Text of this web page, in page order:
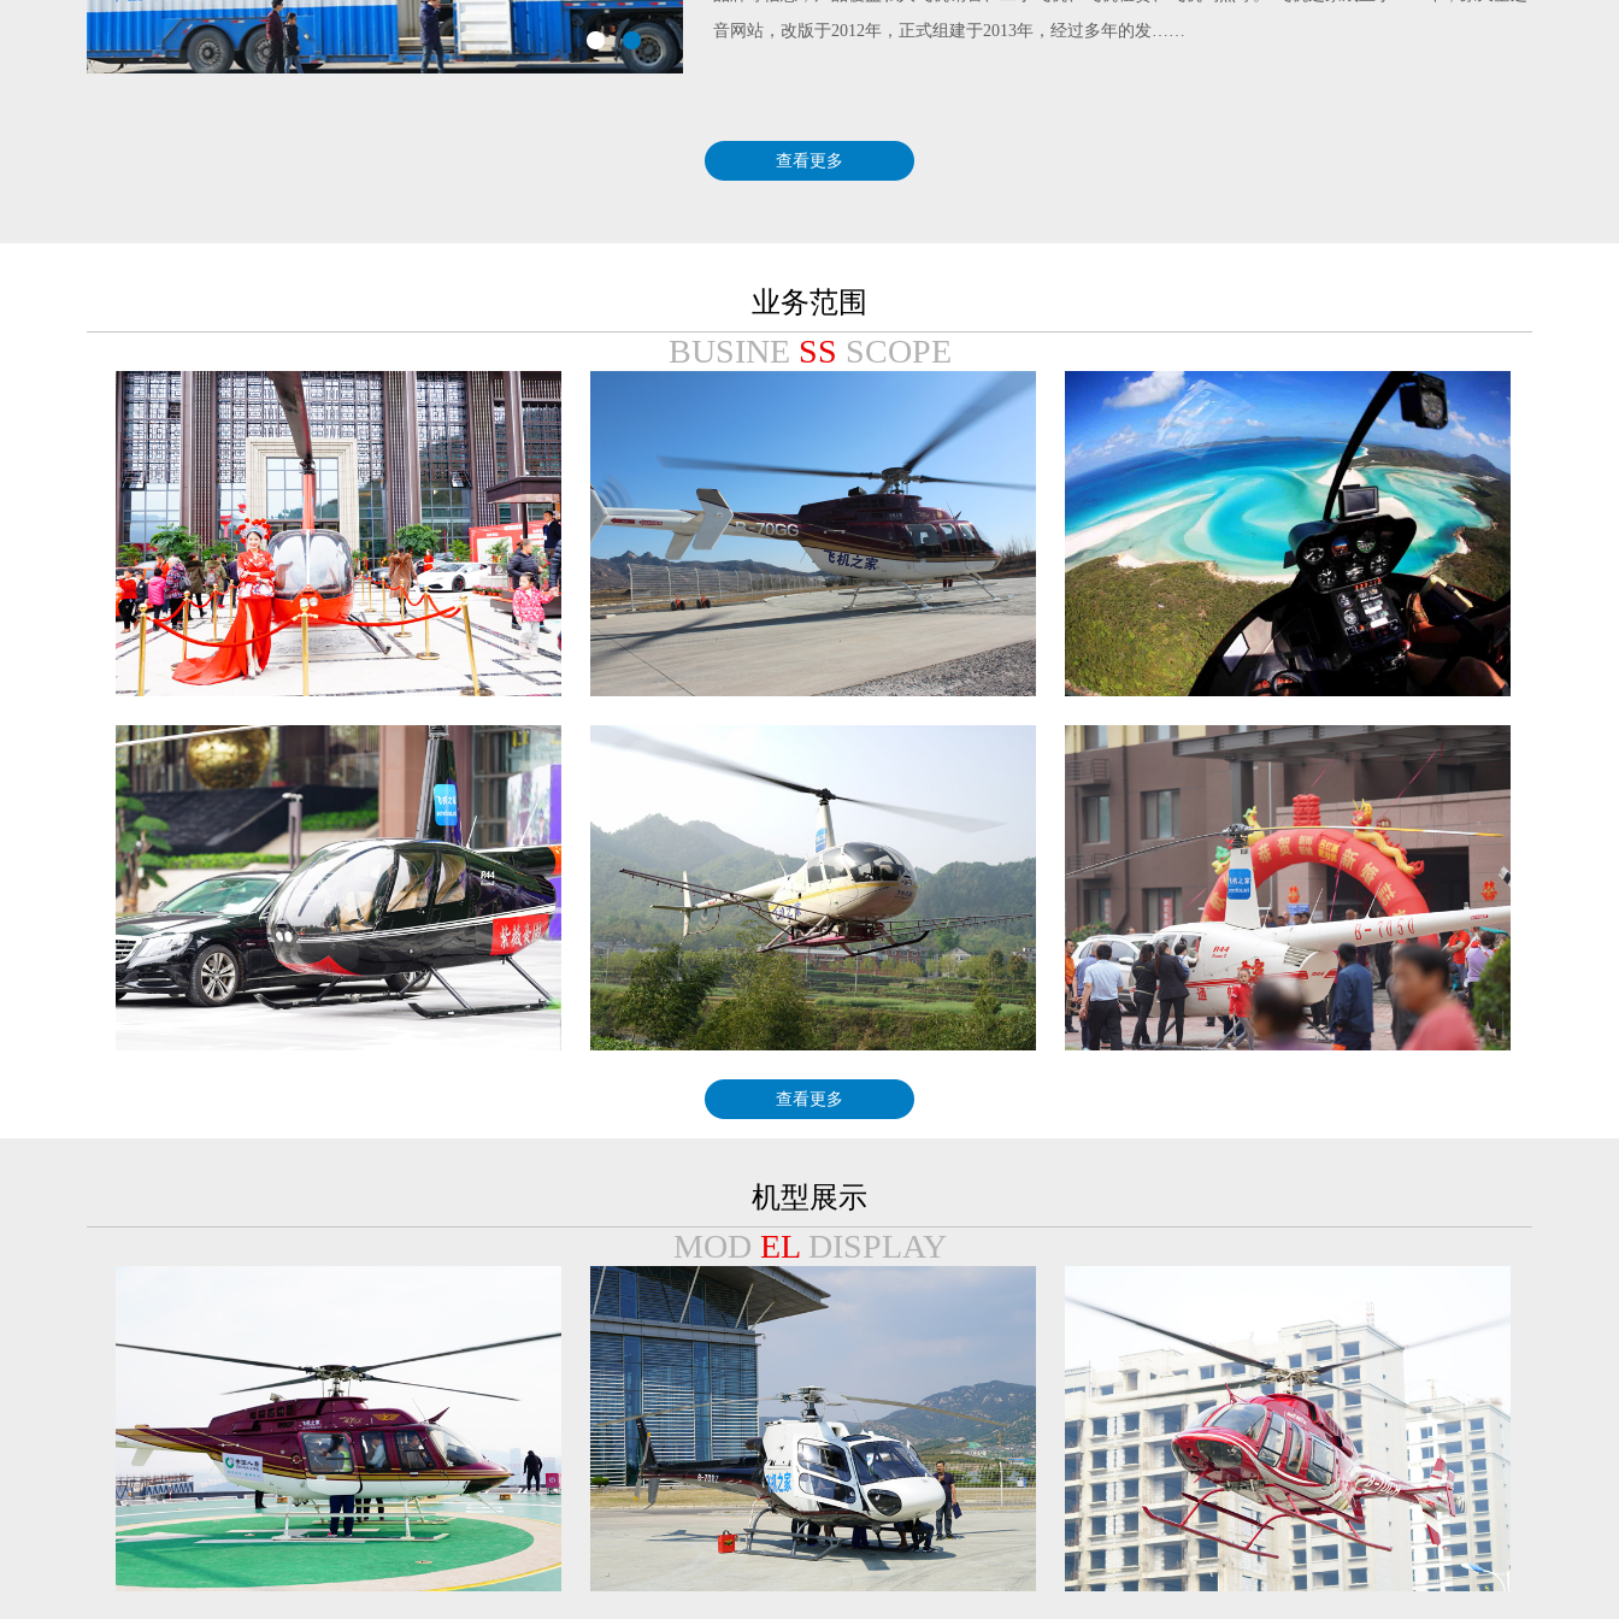
音网站，改版于2012年，正式组建于2013年，经过多年的发……
查看更多
业务范围
BUSINE SS SCOPE
查看更多
机型展示
MOD ELDISPLAY